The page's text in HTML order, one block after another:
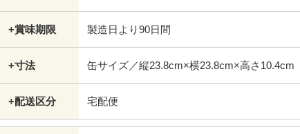
+賞味期限 製造日より90日間
+寸法 缶サイズ／縦23.8cm×横23.8cm×高さ10.4cm
+配送区分 宅配便